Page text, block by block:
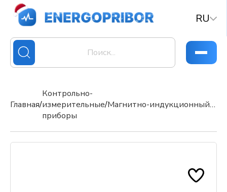
RU
Главная/
Контрольно-
измерительные
приборы
/ Магнитно-индукционный расходомер SM2604 (SMN21XGX50KG/US-100)